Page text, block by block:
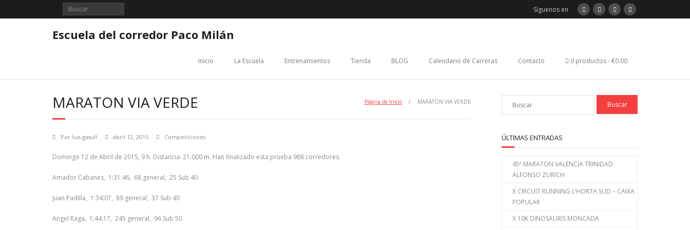
Síguenos en
Escuela del corredor Paco Milán
Inicio La Escuela Entrenamientos Tienda BLOG Calendario de Carreras Contacto 0 productos €0.00
MARATON VIA VERDE Página de Inicio / MARATON VIA VERDE
Por luis gasull abril 12, 2015 Competiciones
Domingo 12 de Abril de 2015, 9 h. Distancia: 21.000 m. Han finalizado esta prueba 968 corredores.
Amador Cabanes, 1:31:46, 68 general, 25 Sub 40
Juan Padilla, 1:34:07, 89 general, 37 Sub 40
Angel Raga, 1:44:17, 245 general, 96 Sub 50
ÚLTIMAS ENTRADAS
45º MARATON VALENCIA TRINIDAD
ALFONSO ZURICH
X CIRCUIT RUNNING L’HORTA SUD – CAIXA
POPULAR
X 10K DINOSAURIS MONCADA